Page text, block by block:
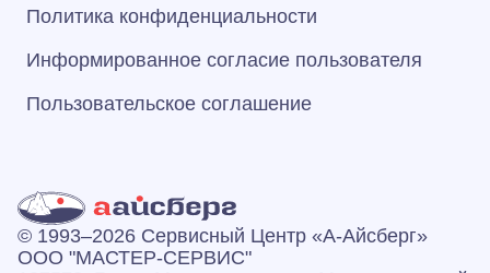
Политика конфиденциальности
Информированное согласие пользователя
Пользовательское соглашение
© 1993–2026 Сервисный Центр «А‑Айсберг»
ООО "МАСТЕР-СЕРВИС"